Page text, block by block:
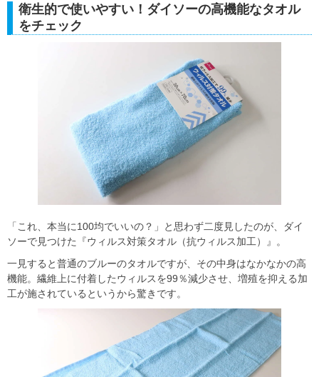
衛生的で使いやすい！ダイソーの高機能なタオル
をチェック
「これ、本当に100均でいいの？」と思わず二度見したのが、ダイ
ソーで見つけた『ウィルス対策タオル（抗ウィルス加工）』。
一見すると普通のブルーのタオルですが、その中身はなかなかの高
機能。繊維上に付着したウィルスを99％減少させ、増殖を抑える加
工が施されているというから驚きです。